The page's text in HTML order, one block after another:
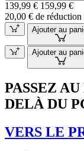
139,99 € 159,99 €
20,00 € de réduction
Ajouter au
Ajouter au
PASSEZ
DELÀ DU
VERS LE